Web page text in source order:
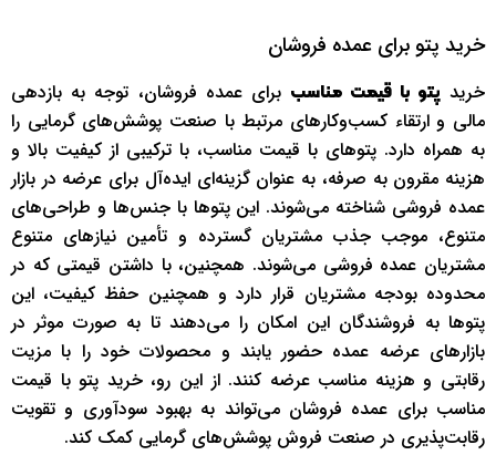
خرید پتو برای عمده فروشان
خریدپتو با قیمت مناسب برای عمده فروشان، توجه به بازدهی
مالی و ارتقاء کسب‌وکارهای مرتبط با صنعت پوشش‌های گرمایی را
به همراه دارد. پتوهای با قیمت مناسب، با ترکیبی از کیفیت بالا و
هزینه مقرون به صرفه، به عنوان گزینه‌ای ایده‌آل برای عرضه در بازار
عمده فروشی شناخته می‌شوند. این پتوها با جنس‌ها و طراحی‌های
متنوع، موجب جذب مشتریان گسترده و تأمین نیازهای متنوع
مشتریان عمده فروشی می‌شوند. همچنین، با داشتن قیمتی که در
محدوده بودجه مشتریان قرار دارد و همچنین حفظ کیفیت، این
پتوها به فروشندگان این امکان را می‌دهند تا به صورت موثر در
بازارهای عرضه عمده حضور یابند و محصولات خود را با مزیت
رقابتی و هزینه مناسب عرضه کنند. از این رو، خرید پتو با قیمت
مناسب برای عمده فروشان می‌تواند به بهبود سودآوری و تقویت
رقابت‌پذیری در صنعت فروش پوشش‌های گرمایی کمک کند.